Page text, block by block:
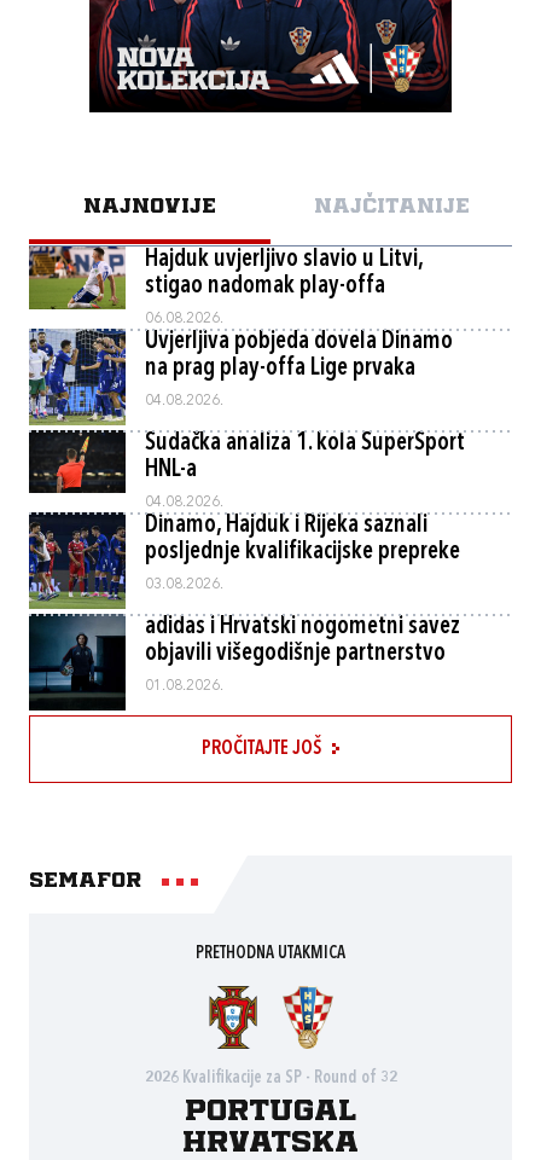
NAJNOVIJE NAJČITANIJE
Hajduk uvjerljivo slavio u Litvi,
stigao nadomak play-offa
06.08.2026.
Uvjerljiva pobjeda dovela Dinamo
na prag play-offa Lige prvaka
04.08.2026.
Sudačka analiza 1. kola SuperSport
HNL-a
04.08.2026.
Dinamo, Hajduk i Rijeka saznali
posljednje kvalifikacijske prepreke
03.08.2026.
adidas i Hrvatski nogometni savez
objavili višegodišnje partnerstvo
01.08.2026.
PROČITAJTE JOŠ
Semafor
PRETHODNA UTAKMICA
2026 Kvalifikacije za SP - Round of 32
Portugal
Hrvatska